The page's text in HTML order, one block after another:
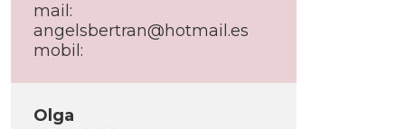
mail:
angelsbertran@hotmail.es
mobil:
Olga